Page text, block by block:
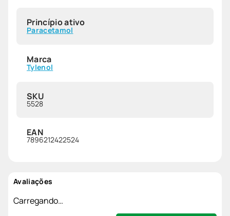
Princípio ativo
Paracetamol
Marca
Tylenol
SKU
5528
EAN
7896212422524
Avaliações
Carregando…